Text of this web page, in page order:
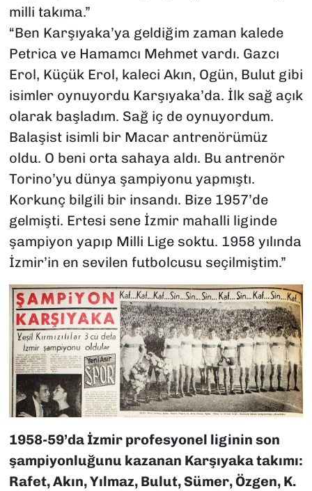
milli takıma.”
“Ben Karşıyaka’ya geldiğim zaman kalede
Petrica ve Hamamcı Mehmet vardı. Gazcı
Erol, Küçük Erol, kaleci Akın, Ogün, Bulut gibi
isimler oynuyordu Karşıyaka’da. İlk sağ açık
olarak başladım. Sağ iç de oynuyordum.
Balaşist isimli bir Macar antrenörümüz
oldu. O beni orta sahaya aldı. Bu antrenör
Torino’yu dünya şampiyonu yapmıştı.
Korkunç bilgili bir insandı. Bize 1957’de
gelmişti. Ertesi sene İzmir mahalli liginde
şampiyon yapıp Milli Lige soktu. 1958 yılında
İzmir’in en sevilen futbolcusu seçilmiştim.”
1958-59’da İzmir profesyonel liginin son
şampiyonluğunu kazanan Karşıyaka takımı:
Rafet, Akın, Yılmaz, Bulut, Sümer, Özgen, K.